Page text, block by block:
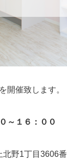
開催致します。
～１６：００
野1丁目3606番